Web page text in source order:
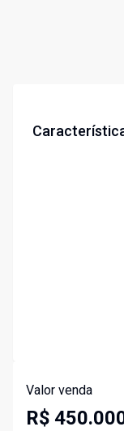
Valor venda
R$